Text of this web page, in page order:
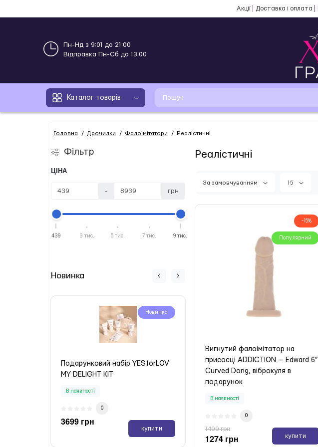
Акції Доставка і оплата
Пн-Нд з 9:01 до 21:00
Відправка Пн-Сб до 13:00
Каталог товарів
Головна Дрочилки Фалоімітатори Реалістичні
Фільтр
ЦІНА
- грн
439 3 тис. 5 тис. 7 тис. 9 тис.
Новинка
Новинка
Подарунковий набір YESforLOV
MY DELIGHT KIT
В наявності
0
3699 грн
купити
Подарунковий набір YESforLOV
MA TROUSSE A DELICES
купити
Реалістичні
За замовчуванням 15
-15%
Популярний
Вигнутий фалоімітатор на
присосці ADDICTION — Edward 6″
Curved Dong, віброкуля в
подарунок
В наявності
0
1499 грн
1274 грн купити